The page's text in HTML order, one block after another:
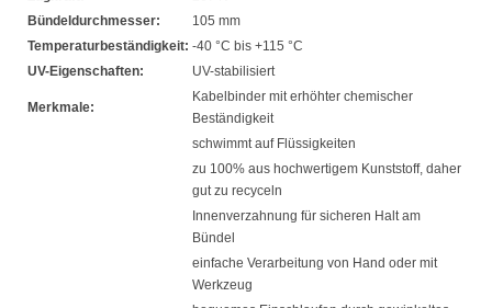
Bündeldurchmesser:
105 mm
Temperaturbeständigkeit: -40 °C bis +115 °C
UV-Eigenschaften:
UV-stabilisiert
Merkmale:
Kabelbinder mit erhöhter chemischer
Beständigkeit
schwimmt auf Flüssigkeiten
zu 100% aus hochwertigem Kunststoff, daher
gut zu recyceln
Innenverzahnung für sicheren Halt am
Bündel
einfache Verarbeitung von Hand oder mit
Werkzeug